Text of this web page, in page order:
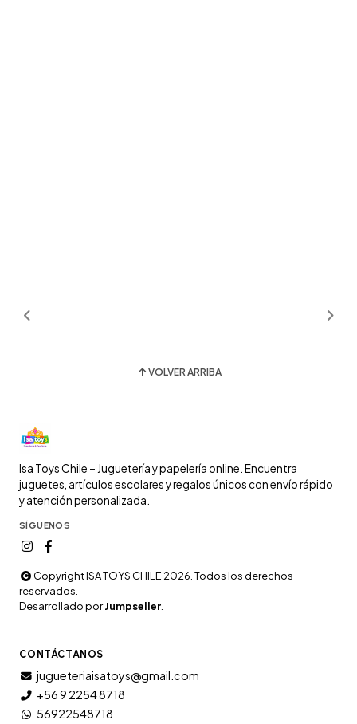
VOLVER ARRIBA
Isa Toys Chile – Juguetería y papelería online. Encuentra
juguetes, artículos escolares y regalos únicos con envío rápido
y atención personalizada.
SÍGUENOS
Copyright ISA TOYS CHILE 2026. Todos los derechos
reservados.
Desarrollado porJumpseller.
CONTÁCTANOS
jugueteriaisatoys@gmail.com
+56 9 2254 8718
56922548718